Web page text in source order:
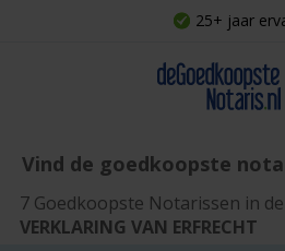
25+ jaar
Vind de goedkoopste
7 Goedkoopste Notarissen in
VERKLARING VAN ERFRECHT